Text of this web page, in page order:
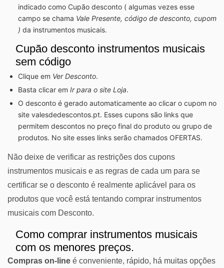
indicado como Cupão desconto ( algumas vezes esse
campo se chama Vale Presente, código de desconto, cupom
) da instrumentos musicais.
Cupão desconto instrumentos musicais
sem código
Clique em Ver Desconto.
Basta clicar em Ir para o site Loja.
O desconto é gerado automaticamente ao clicar o cupom no
site valesdedescontos.pt. Esses cupons são links que
permitem descontos no preço final do produto ou grupo de
produtos. No site esses links serão chamados OFERTAS.
Não deixe de verificar as restrições dos cupons
instrumentos musicais e as regras de cada um para se
certificar se o desconto é realmente aplicável para os
produtos que você está tentando comprar instrumentos
musicais com Desconto.
Como comprar instrumentos musicais
com os menores preços.
Compras on-line é conveniente, rápido, há muitas opções